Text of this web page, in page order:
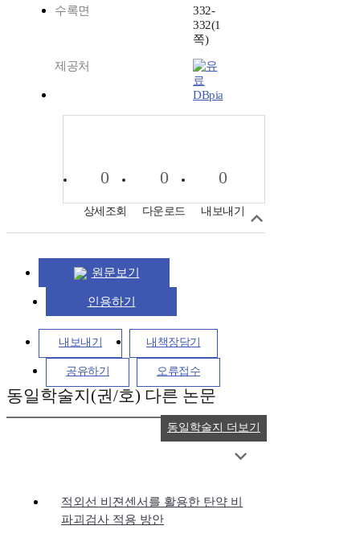
수록면
332-
332(1
쪽)
제공처
DBpia
0
상세조회
0
다운로드
0
내보내기
원문보기
인용하기
내보내기 내책장담기
공유하기 오류접수
동일학술지(권/호) 다른 논문
적외선 비젼센서를 활용한 탄약 비
파괴검사 적용 방안
동일학술지 더보기